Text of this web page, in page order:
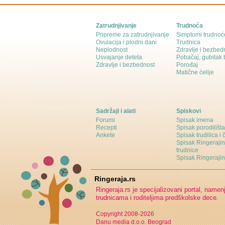
Zatrudnjivanje
Pripreme za zatrudnjivanje
Ovulacija i plodni dani
Neplodnost
Usvajanje deteta
Zdravlje i bezbednost
Trudnoća
Simptomi
Trudnica
Zdravlje i
Pobačaj, gubitak
Porođaj
Matične ćelije
Sadržaji i alati
Forumi
Recepti
Ankete
Spiskovi
Spisak imena
Spisak
Spisak trudilica i
Spisak
trudnice
Spisak
Ringeraja.rs
Ringeraja.rs je specijalizovani portal,
trudnicama i roditeljima predškolske dece.
Copyright 2008-2026
Danu media d.o.o. Beograd